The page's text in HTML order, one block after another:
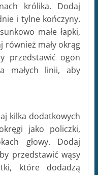
królika. Dodaj
i tylne kończyny.
małe łapki,
mały okrąg
przedstawić ogon
małych linii, aby
kilka dodatkowych
jako policzki,
głowy. Dodaj
przedstawić wąsy
które dodadzą